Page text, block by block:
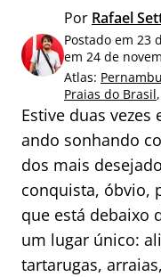
r
:
Por Rafael
Postado em 23
em 24 de
Atlas:
Praias do Brasil,
Estive duas
ando sonhando
dos mais
conquista, óbvio,
que está debaixo
um lugar único:
tartarugas,